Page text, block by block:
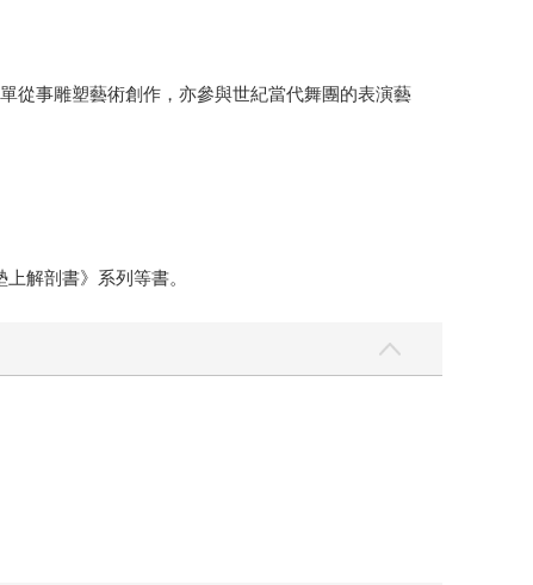
從事雕塑藝術創作，亦參與世紀當代舞團的表演藝
解剖書》系列等書。